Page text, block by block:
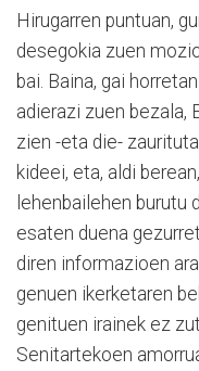
Hirugarren puntuan,
desegokia zuen
bai. Baina, gai
adierazi zuen bezala,
zien -eta die-
kideei, eta, aldi
lehenbailehen burutu
esaten duena
diren informazioen
genuen ikerketaren
genituen irainek ez
Senitartekoen